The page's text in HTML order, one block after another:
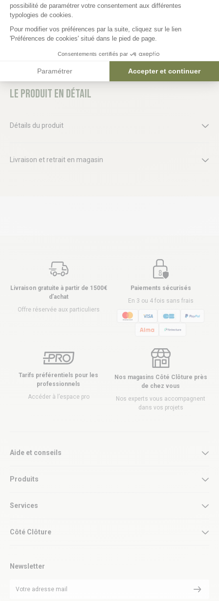
Le produit en détail
Détails du produit
Livraison et retrait en magasin
Livraison gratuite à partir de 1500€
d’achat
Offre réservée aux particuliers
Paiements sécurisés
En 3 ou 4 fois sans frais
Tarifs préférentiels pour les
professionnels
Accéder à l’espace pro
Nos magasins Côté Clôture près
de chez vous
Nos experts vous accompagnent
dans vos projets
Aide et conseils
Produits
Services
Côté Clôture
Newsletter
possibilité de paramétrer votre consentement aux différentes
typologies de cookies.
Pour modifier vos préférences par la suite, cliquez sur le lien
'Préférences de cookies' situé dans le pied de page.
Consentements certifiés par
Paramétrer Accepter et continuer